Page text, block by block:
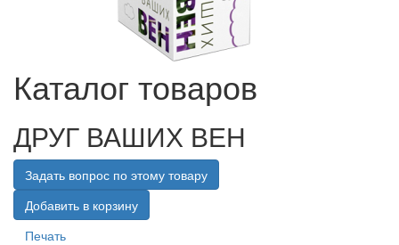
Каталог товаров
ДРУГ ВАШИХ ВЕН
Задать вопрос по этому товару
Печать